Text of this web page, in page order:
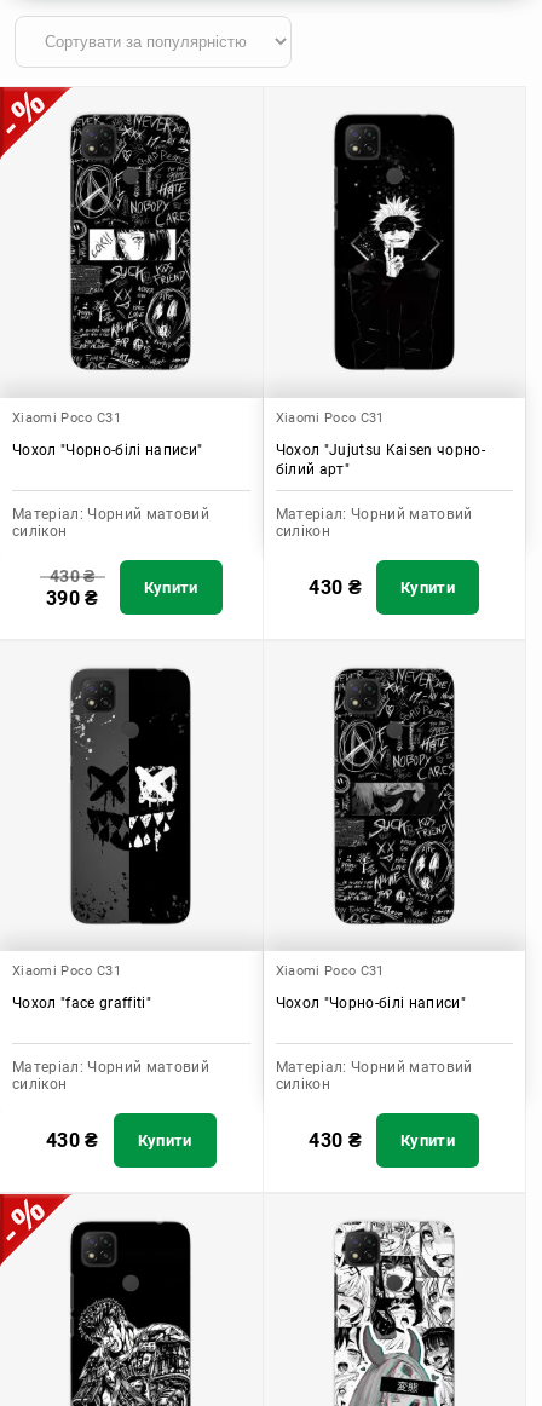
Xiaomi Poco C31
Чохол "Чорно-білі написи"
Матеріал: Чорний матовий
силікон
430₴
390₴ Купити
Xiaomi Poco C31
Чохол "Jujutsu Kaisen чорно-
білий арт"
Матеріал: Чорний матовий
силікон
430 ₴ Купити
Xiaomi Poco C31
Чохол "face graffiti"
Матеріал: Чорний матовий
силікон
430₴ Купити
Xiaomi Poco C31
Чохол "Чорно-білі написи"
Матеріал: Чорний матовий
силікон
430 ₴ Купити